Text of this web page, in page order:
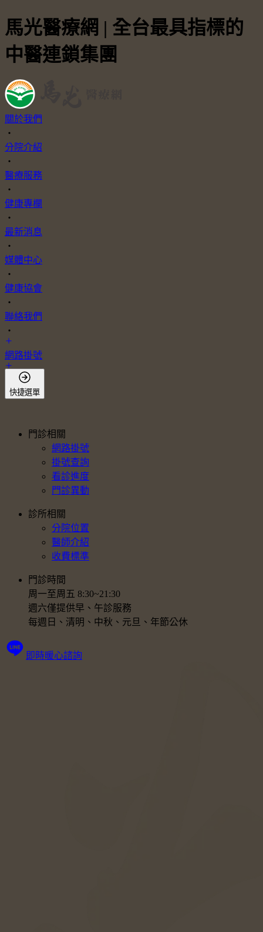
馬光醫療網 | 全台最具指標的
中醫連鎖集團
關於我們
・
分院介紹
・
醫療服務
・
健康專欄
・
最新消息
・
媒體中心
・
健康協會
・
聯絡我們
・
網路掛號
會員登入
快捷選單
門診相關
網路掛號
掛號查詢
看診進度
門診異動
診所相關
分院位置
醫師介紹
收費標準
門診時間
周一至周五 8:30~21:30
週六僅提供早、午診服務
每週日、清明、中秋、元旦、年節公休
即時暖心諮詢